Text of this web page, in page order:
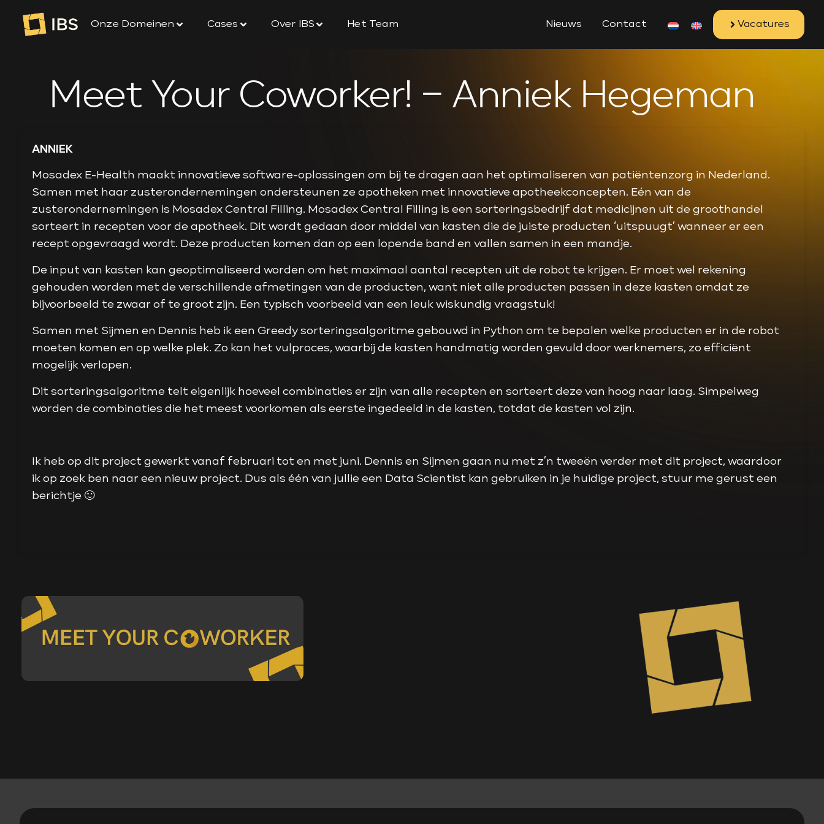
inhoud
Onze Domeinen Cases Over IBS Het Team Vacatures
Nieuws Contact
Meet Your Coworker! – Anniek Hegeman
ANNIEK
Mosadex E-Health maakt innovatieve software-oplossingen om bij te dragen aan het optimaliseren van patiëntenzorg in Nederland.
Samen met haar zusterondernemingen ondersteunen ze apotheken met innovatieve apotheekconcepten. Eén van de
zusterondernemingen is Mosadex Central Filling. Mosadex Central Filling is een sorteringsbedrijf dat medicijnen uit de groothandel
sorteert in recepten voor de apotheek. Dit wordt gedaan door middel van kasten die de juiste producten ‘uitspuugt’ wanneer er een
recept opgevraagd wordt. Deze producten komen dan op een lopende band en vallen samen in een mandje.
De input van kasten kan geoptimaliseerd worden om het maximaal aantal recepten uit de robot te krijgen. Er moet wel rekening
gehouden worden met de verschillende afmetingen van de producten, want niet alle producten passen in deze kasten omdat ze
bijvoorbeeld te zwaar of te groot zijn. Een typisch voorbeeld van een leuk wiskundig vraagstuk!
Samen met Sijmen en Dennis heb ik een Greedy sorteringsalgoritme gebouwd in Python om te bepalen welke producten er in de robot
moeten komen en op welke plek. Zo kan het vulproces, waarbij de kasten handmatig worden gevuld door werknemers, zo efficiënt
mogelijk verlopen.
Dit sorteringsalgoritme telt eigenlijk hoeveel combinaties er zijn van alle recepten en sorteert deze van hoog naar laag. Simpelweg
worden de combinaties die het meest voorkomen als eerste ingedeeld in de kasten, totdat de kasten vol zijn.
Ik heb op dit project gewerkt vanaf februari tot en met juni. Dennis en Sijmen gaan nu met z’n tweeën verder met dit project, waardoor
ik op zoek ben naar een nieuw project. Dus als één van jullie een Data Scientist kan gebruiken in je huidige project, stuur me gerust een
berichtje 🙂